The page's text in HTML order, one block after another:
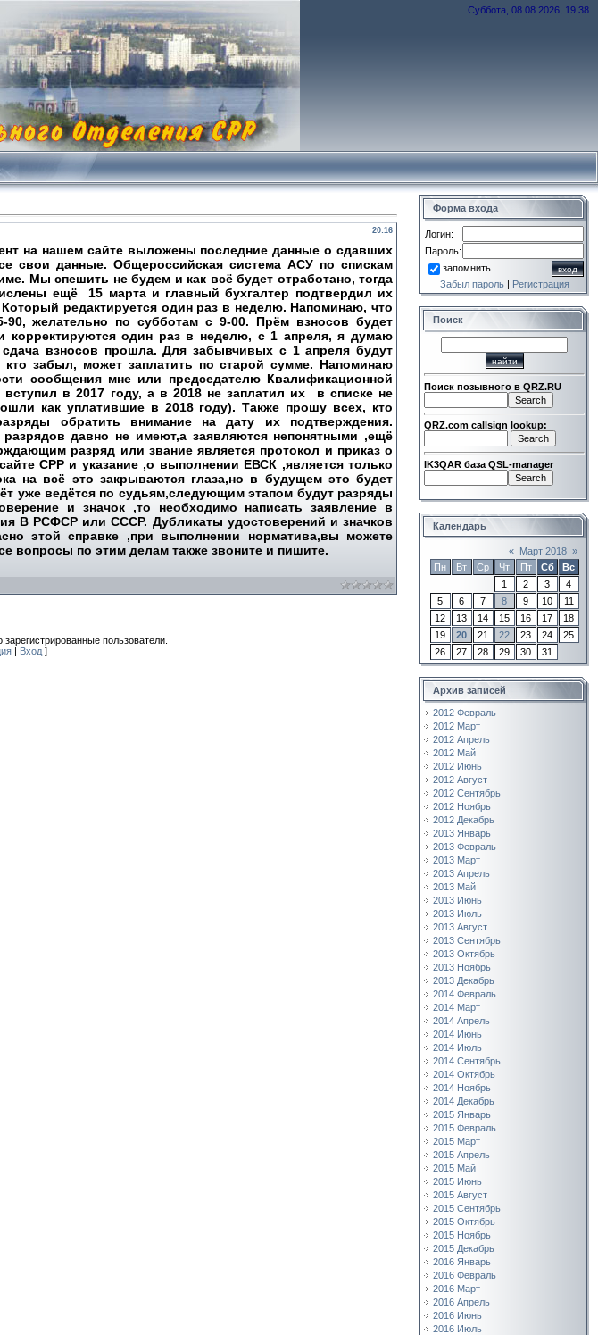
Суббота, 08.08.2026, 19:38
20:16
на нашем сайте выложены последние данные о сдавших
свои данные. Общероссийская система АСУ по спискам
Мы спешить не будем и как всё будет отработано, тогда
ещё 15 марта и главный бухгалтер подтвердил их
редактируется один раз в неделю. Напоминаю, что
желательно по субботам с 9-00. Прём взносов будет
корректируются один раз в неделю, с 1 апреля, я думаю
взносов прошла. Для забывчивых с 1 апреля будут
забыл, может заплатить по старой сумме. Напоминаю
сообщения мне или председателю Квалификационной
в 2017 году, а в 2018 не заплатил их в списке не
как уплатившие в 2018 году). Также прошу всех, кто
обратить внимание на дату их подтверждения.
давно не имеют,а заявляются непонятными ,ещё
разряд или звание является протокол и приказ о
СРР и указание ,о выполнении ЕВСК ,является только
на всё это закрываются глаза,но в будущем это будет
уже ведётся по судьям,следующим этапом будут разряды
и значок ,то необходимо написать заявление в
В РСФСР или СССР. Дубликаты удостоверений и значков
этой справке ,при выполнении норматива,вы можете
вопросы по этим делам также звоните и пишите.
пользователи.
| Вход ]
Форма входа
Логин:
Пароль:
запомнить
Забыл пароль| Регистрация
Поиск
Поиск позывного в QRZ.RU
QRZ.com callsign lookup:
IK3QAR база QSL-manager
Календарь
« Март 2018 »
Пн
Вт Ср Чт Пт Сб
Вс
1
2 3
4
5
6 7 8 9 10
11
12
13 14 15 16 17
18
19
20 21 22 23 24
25
26
27 28 29 30 31
Архив записей
2012 Февраль
2012 Март
2012 Апрель
2012 Май
2012 Июнь
2012 Август
2012 Сентябрь
2012 Ноябрь
2012 Декабрь
2013 Январь
2013 Февраль
2013 Март
2013 Апрель
2013 Май
2013 Июнь
2013 Июль
2013 Август
2013 Сентябрь
2013 Октябрь
2013 Ноябрь
2013 Декабрь
2014 Февраль
2014 Март
2014 Апрель
2014 Июнь
2014 Июль
2014 Сентябрь
2014 Октябрь
2014 Ноябрь
2014 Декабрь
2015 Январь
2015 Февраль
2015 Март
2015 Апрель
2015 Май
2015 Июнь
2015 Август
2015 Сентябрь
2015 Октябрь
2015 Ноябрь
2015 Декабрь
2016 Январь
2016 Февраль
2016 Март
2016 Апрель
2016 Июнь
2016 Июль